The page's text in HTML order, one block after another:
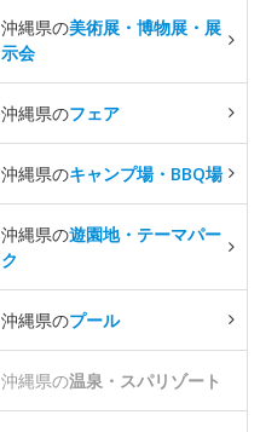
沖縄県の美術展・博物展・展
示会
沖縄県のフェア
沖縄県のキャンプ場・BBQ場
沖縄県の遊園地・テーマパー
ク
沖縄県のプール
沖縄県の温泉・スパリゾート